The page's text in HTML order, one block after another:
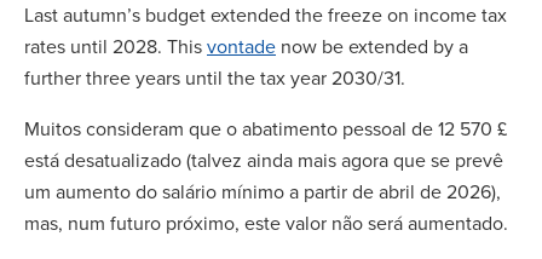
Last autumn’s budget extended the freeze on income tax
rates until 2028. Thisvontade now be extended by a
further three years until the tax year 2030/31.
Muitos consideram que o abatimento pessoal de 12 570 £
está desatualizado (talvez ainda mais agora que se prevê
um aumento do salário mínimo a partir de abril de 2026),
mas, num futuro próximo, este valor não será aumentado.